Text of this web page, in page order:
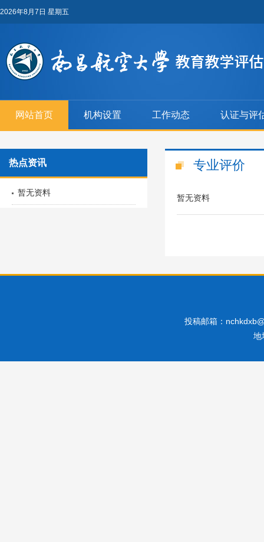
2026年8月7日 星期五
网站首页 机构设置 工作动态 认证与评
热点资讯
暂无资料
专业评价
暂无资料
投稿邮箱：
地